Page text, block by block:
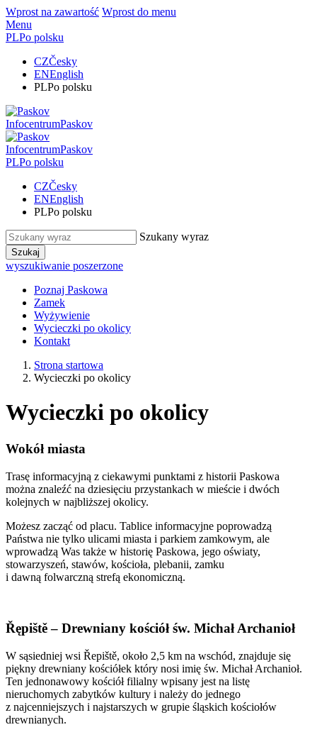
Wprost na zawartość Wprost do menu
Menu
PLPo polsku
CZČesky
ENEnglish
PLPo polsku
InfocentrumPaskov
InfocentrumPaskov
PLPo polsku
CZČesky
ENEnglish
PLPo polsku
Szukany wyraz
Szukaj
wyszukiwanie poszerzone
Poznaj Paskowa
Zamek
Wyżywienie
Wycieczki po okolicy
Kontakt
Strona startowa
Wycieczki po okolicy
Wycieczki po okolicy
Wokół miasta
Trasę informacyjną z ciekawymi punktami z historii Paskowa
można znaleźć na dziesięciu przystankach w mieście i dwóch
kolejnych w najbliższej okolicy.
Możesz zacząć od placu. Tablice informacyjne poprowadzą
Państwa nie tylko ulicami miasta i parkiem zamkowym, ale
wprowadzą Was także w historię Paskowa, jego oświaty,
stowarzyszeń, stawów, kościoła, plebanii, zamku
i dawną folwarczną strefą ekonomiczną.
Řępiště – Drewniany kościół św. Michał Archanioł
W sąsiedniej wsi Řepiště, około 2,5 km na wschód, znajduje się
piękny drewniany kościółek który nosi imię św. Michał Archanioł.
Ten jednonawowy kościół filialny wpisany jest na listę
nieruchomych zabytków kultury i należy do jednego
z najcenniejszych i najstarszych w grupie śląskich kościołów
drewnianych.